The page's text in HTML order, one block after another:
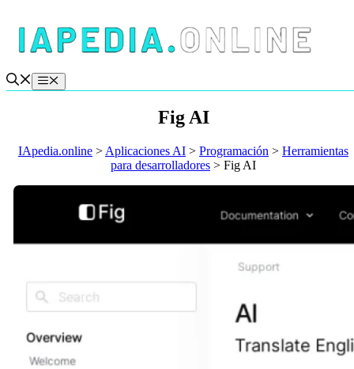
contenido
Menú
Fig AI
IApedia.online > Aplicaciones AI > Programación > Herramientas
para desarrolladores > Fig AI